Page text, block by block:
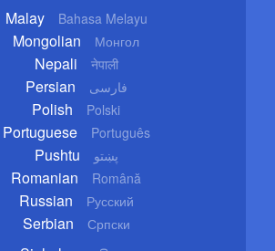
Malay Bahasa Melayu
Mongolian Монгол
Nepali नेपाली
Persian فارسی
Polish Polski
Portuguese Português
Pushtu پښتو
Romanian Română
Russian Русский
Serbian Српски